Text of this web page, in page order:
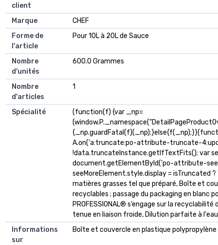
client
Marque
CHEF
Forme de
l'article
Pour 10L à 20L de Sauce
Nombre
d'unités
600.0 Grammes
Nombre
d'articles
1
Spécialité
(function(f) {var _np=
A.on('a:truncate:po-attribute-truncate-
!data.truncateInstance.getIfTextFits(); var
document.getElementById('po-attribute-
seeMoreElement.style.display = isTruncated
matières grasses tel que préparé, Boîte et
recyclables ; passage du packaging en blanc
PROFESSIONAL® s’engage sur la
tenue en liaison froide, Dilution parfaite à
Informations
sur
Boîte et couvercle en plastique